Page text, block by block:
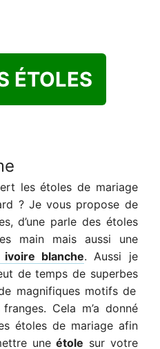
ÉTOLES
les étoles de mariage
? Je vous propose de
d’une parle des étoles
main mais aussi une
blanche. Aussi je
de temps de superbes
magnifiques motifs de
Cela m’a donné
étoles de mariage afin
une étole sur votre